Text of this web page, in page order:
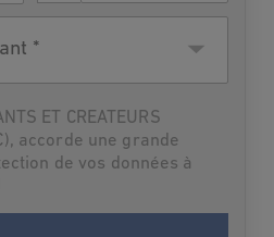
ET CREATEURS
accorde une grande
de vos données à
DIRIGEANTS ET